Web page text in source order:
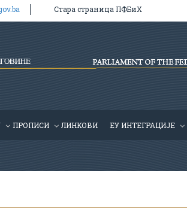
Стара страница ПФБиХ
ПРОПИСИ ЛИНКОВИ ЕУ ИНТЕГРАЦИЈЕ